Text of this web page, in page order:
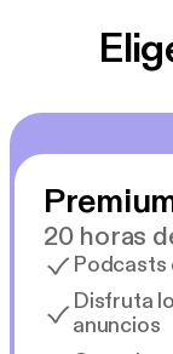
20 horas
Podcasts
Disfruta
anuncios